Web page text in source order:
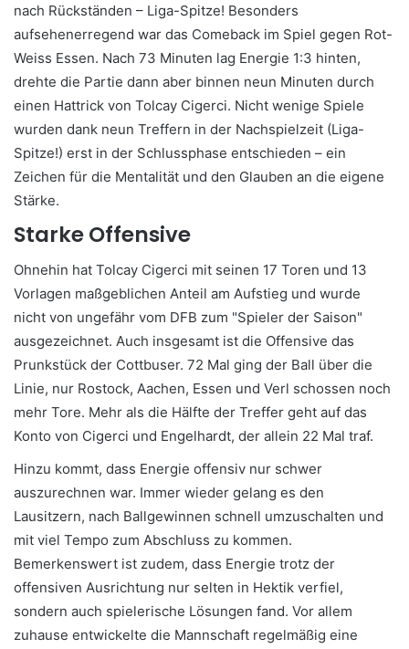
nach Rückständen – Liga-Spitze! Besonders
aufsehenerregend war das Comeback im Spiel gegen Rot-
Weiss Essen. Nach 73 Minuten lag Energie 1:3 hinten,
drehte die Partie dann aber binnen neun Minuten durch
einen Hattrick von Tolcay Cigerci. Nicht wenige Spiele
wurden dank neun Treffern in der Nachspielzeit (Liga-
Spitze!) erst in der Schlussphase entschieden – ein
Zeichen für die Mentalität und den Glauben an die eigene
Stärke.
Starke Offensive
Ohnehin hat Tolcay Cigerci mit seinen 17 Toren und 13
Vorlagen maßgeblichen Anteil am Aufstieg und wurde
nicht von ungefähr vom DFB zum "Spieler der Saison"
ausgezeichnet. Auch insgesamt ist die Offensive das
Prunkstück der Cottbuser. 72 Mal ging der Ball über die
Linie, nur Rostock, Aachen, Essen und Verl schossen noch
mehr Tore. Mehr als die Hälfte der Treffer geht auf das
Konto von Cigerci und Engelhardt, der allein 22 Mal traf.
Hinzu kommt, dass Energie offensiv nur schwer
auszurechnen war. Immer wieder gelang es den
Lausitzern, nach Ballgewinnen schnell umzuschalten und
mit viel Tempo zum Abschluss zu kommen.
Bemerkenswert ist zudem, dass Energie trotz der
offensiven Ausrichtung nur selten in Hektik verfiel,
sondern auch spielerische Lösungen fand. Vor allem
zuhause entwickelte die Mannschaft regelmäßig eine